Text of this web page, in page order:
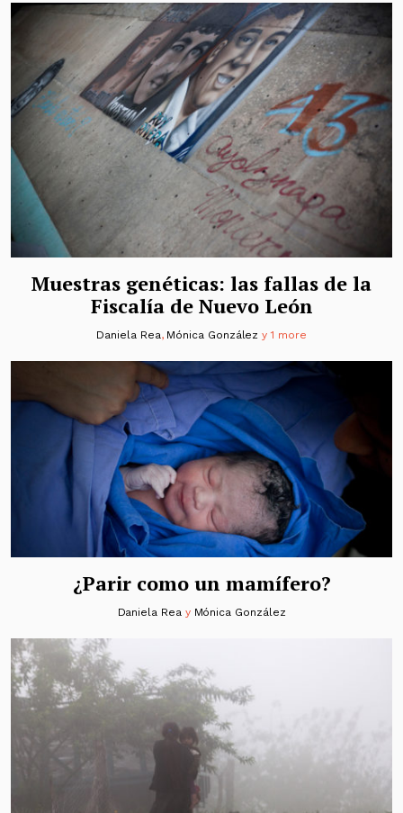
Muestras genéticas: las fallas de la
Fiscalía de Nuevo León
Daniela Rea, Mónica González y 1 more
¿Parir como un mamífero?
Daniela Reay Mónica González